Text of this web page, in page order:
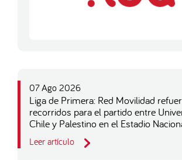
07 Ago 2026
Liga de Primera: Red Movilidad
recorridos para el partido entre
Chile y Palestino en el Estadio
Leer artículo